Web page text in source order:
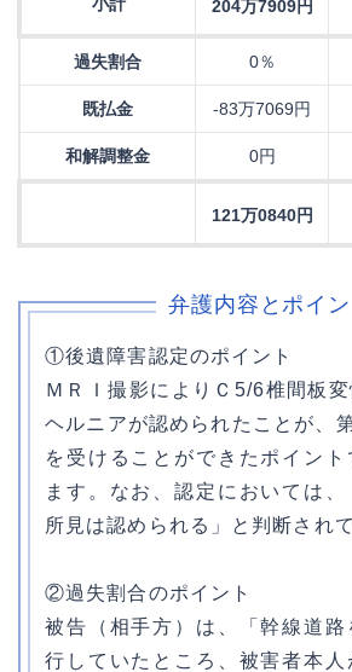
204万7909円
過失割合 0％
既払金 -83万7069円
和解調整金 0円
121万0840円
弁護内容とポイン
①後遺障害認定のポイント
ＭＲＩ撮影によりＣ5/6椎間板
ヘルニアが認められたことが、
を受けることができたポイント
ます。なお、認定においては
所見は認められる」と判断され
②過失割合のポイント
被告（相手方）は、「幹線道路
行していたところ、被害者本人